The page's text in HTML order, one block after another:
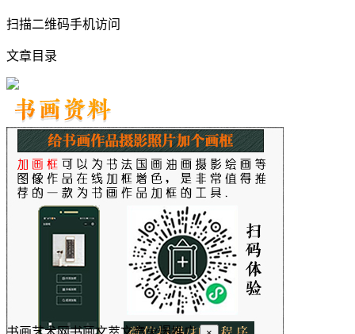
扫描二维码手机访问
文章目录